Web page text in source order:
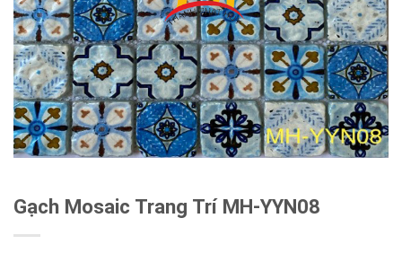
Gạch Mosaic Trang Trí MH-YYN08